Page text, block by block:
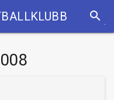
search